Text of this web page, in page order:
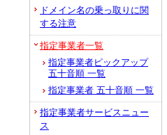
ドメイン名の乗っ取りに関
する注意
指定事業者一覧
指定事業者ピックアップ
五十音順 一覧
指定事業者 五十音順 一覧
指定事業者サービスニュー
ス